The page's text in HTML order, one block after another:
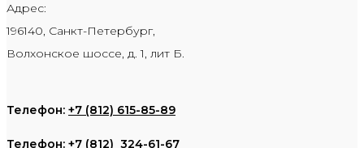
Адрес:
196140, Санкт-Петербург,
Волхонское шоссе, д. 1, лит Б.
Телефон: +7 (812) 615-85-89
Телефон: +7 (812) 324-61-67